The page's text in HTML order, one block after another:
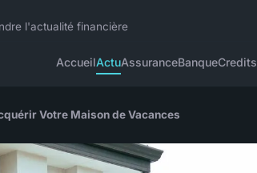
l'actualité financière
AccueilActuAssuranceBanqueCredits
Votre Maison de Vacances